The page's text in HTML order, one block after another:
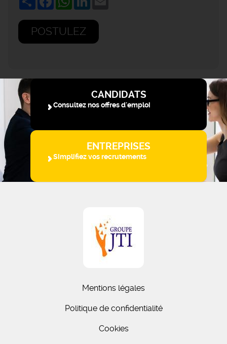
POSTULEZ
CANDIDATS
Consultez nos offres d'emploi
ENTREPRISES
Simplifiez vos recrutements
Mentions légales
Politique de confidentialité
Cookies